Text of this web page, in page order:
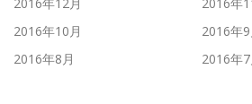
2016年10月
2016年9
2016年8月
2016年7